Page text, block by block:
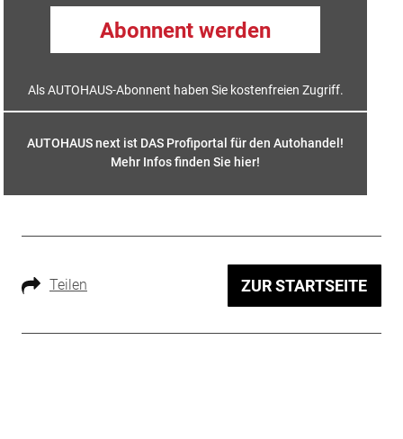
Abonnent werden
Als AUTOHAUS-Abonnent haben Sie kostenfreien Zugriff.
AUTOHAUS next ist DAS Profiportal für den Autohandel!
Mehr Infos finden Sie hier!
Teilen ZUR STARTSEITE